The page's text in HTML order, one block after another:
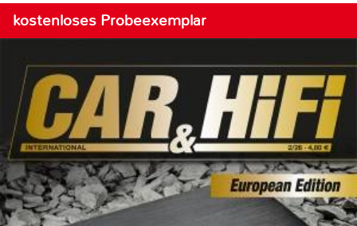
kostenloses Probeexemplar